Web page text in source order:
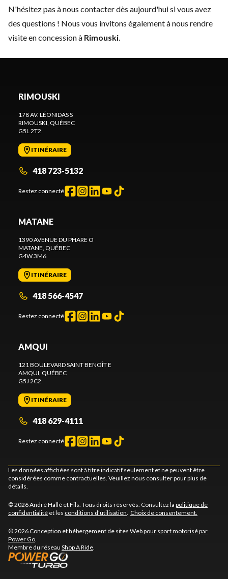
N'hésitez pas ànous contacterdès aujourd'hui si vous avez
des questions ! Nous vous invitons également à nous rendre
visite en concession à Rimouski.
RIMOUSKI
178 AV. LÉONIDAS S
RIMOUSKI, QUÉBEC
G5L 2T2
ITINÉRAIRE
418 723-5132
Restez connecté
MATANE
1390 AVENUE DU PHARE O
MATANE, QUÉBEC
G4W 3M6
ITINÉRAIRE
418 566-4547
Restez connecté
AMQUI
121 BOULEVARD SAINT BENOÎT E
AMQUI, QUÉBEC
G5J 2C2
ITINÉRAIRE
418 629-4111
Restez connecté
Les données affichées sont à titre indicatif seulement et ne peuvent être
considérées comme contractuelles. Veuillez nous consulter pour plus de
détails.
© 2026 André Hallé et Fils. Tous droits réservés. Consultez la politique de
confidentialité et les conditions d'utilisation. Choix de consentement.
© 2026 Conception et hébergement de sites Web pour sport motorisé par
Power Go.
Membre du réseau Shop A Ride.